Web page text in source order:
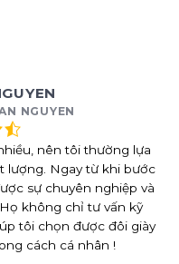
NGUYEN
nên tôi thường lựa
lượng. Ngay từ khi bước
sự chuyên nghiệp và
không chỉ tư vấn kỹ
tôi chọn được đôi giày
cách cá nhân !